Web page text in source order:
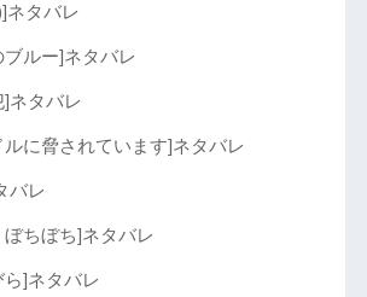
ネタバレ
ルー]ネタバレ
ネタバレ
に脅されています]ネタバレ
バレ
ちぼち]ネタバレ
]ネタバレ